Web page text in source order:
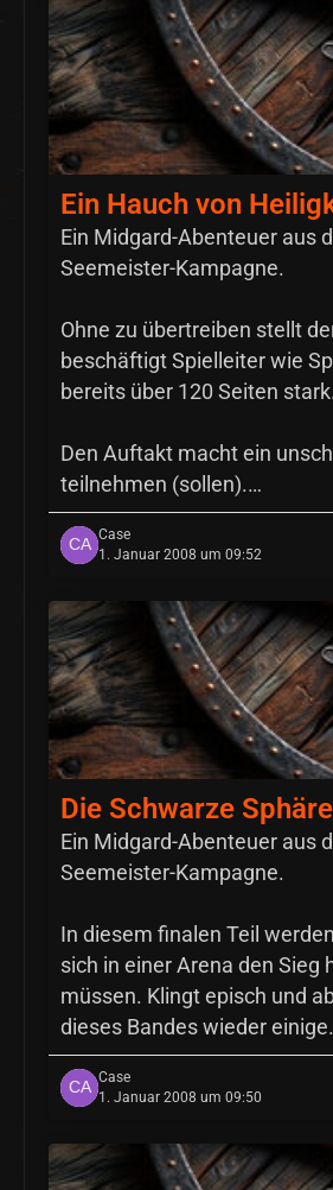
Ein Hauch von
Ein Midgard-Abenteuer aus
Seemeister-Kampagne.
Ohne zu übertreiben stellt
beschäftigt Spielleiter wie
bereits über 120 Seiten stark.
Den Auftakt macht ein
teilnehmen (sollen).…
Case
1. Januar 2008 um 09:52
Die Schwarze Sphäre
Ein Midgard-Abenteuer aus
Seemeister-Kampagne.
In diesem finalen Teil
sich in einer Arena den
müssen. Klingt episch und
dieses Bandes wieder
Case
1. Januar 2008 um 09:50